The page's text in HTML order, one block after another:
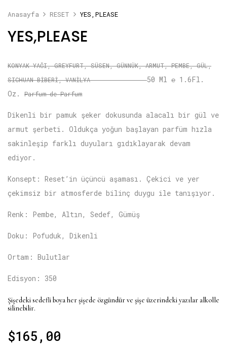
Anasayfa RESET YES,PLEASE
YES,PLEASE
KONYAK YAĞI, GREYFURT, SÜSEN, GÜNNÜK, ARMUT, PEMBE, GÜL,
SICHUAN BİBERİ, VANİLYA 50 Ml ℮ 1.6Fl.
Oz. Parfum de Parfum
Dikenli bir pamuk şeker dokusunda alacalı bir gül ve
armut şerbeti. Oldukça yoğun başlayan parfüm hızla
sakinleşip farklı duyuları gıdıklayarak devam
ediyor.
Konsept: Reset’in üçüncü aşaması. Çekici ve yer
çekimsiz bir atmosferde bilinç duygu ile tanışıyor.
Renk: Pembe, Altın, Sedef, Gümüş
Doku: Pofuduk, Dikenli
Ortam: Bulutlar
Edisyon: 350
Şişedeki sedefli boya her şişede özgündür ve şişe üzerindeki yazılar alkolle
silinebilir.
$165,00